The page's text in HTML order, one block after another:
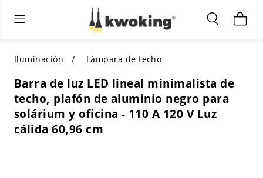
Muebles de sala de estar
TODOS LOS MUEBLES DE SALÓN
SELECCIONES DESTACADAS
COMPRAR POR ESTILO
Iluminación interior
Comprar por categoría
COMPRAR POR ESTILO
Shop by Colors
Iluminación exterior
TODA LA ILUMINACIÓN PARA
COMPRAR POR CATEGORÍA
COMPRAR POR ESTILO
Iluminación Lámpara de techo
Barra de luz LED lineal minimalista de
techo, plafón de aluminio negro para
solárium y oficina - 110 A 120 V Luz
cálida 60,96 cm